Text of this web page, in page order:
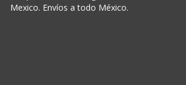
Mexico. Envíos a todo México.